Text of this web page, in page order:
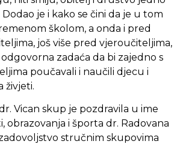
je i kako se čini da je u tom
školom, a onda i pred
još više pred vjeroučiteljima,
zadaća da bi zajedno s
poučavali i naučili djecu i
živjeti.
Vican skup je pozdravila u ime
obrazovanja i športa dr. Radovana
stručnim skupovima